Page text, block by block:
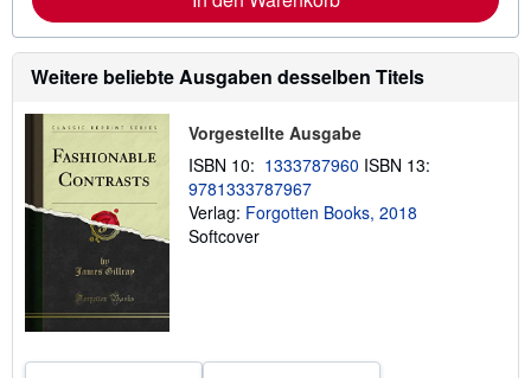
o
t
n
n
z
u
V
o
Weitere beliebte Ausgaben desselben Titels
Vorgestellte Ausgabe
ISBN 10: 1333787960 ISBN 13:
9781333787967
Verlag: Forgotten Books, 2018
Softcover